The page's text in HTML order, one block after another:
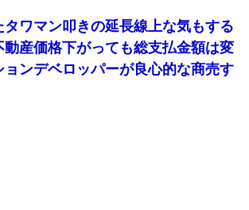
ワマン叩きの延長線上な気もする
動産価格下がっても総支払金額は変
ョンデベロッパーが良心的な商売す